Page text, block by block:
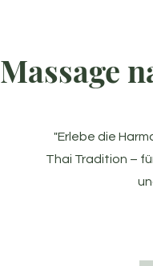
Massage
"Erlebe die
Thai Tradition –